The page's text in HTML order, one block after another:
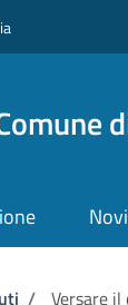
/ Versare